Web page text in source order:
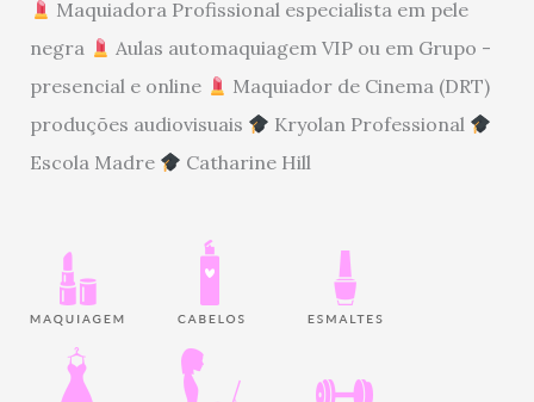
Maquiadora Profissional especialista em pele
negra
Aulas automaquiagem VIP ou em Grupo -
presencial e online
Maquiador de Cinema (DRT)
produções audiovisuais
Kryolan Professional
Escola Madre
Catharine Hill